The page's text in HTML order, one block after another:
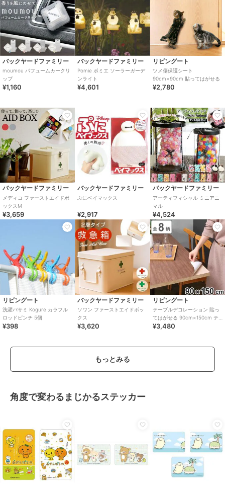
バックヤードファミリー
moumou パフュームカークリ
ップ
¥1,160
バックヤードファミリー
Pomie ポミエ ソーラーガーデ
ンライト
¥4,601
リビングート
ツメ傷保護シート
90cm×90cm 貼ってはがせる
¥2,780
バックヤードファミリー
メディコ ファーストエイドボ
ックスM
¥3,659
バックヤードファミリー
ぷにベイマックス
¥2,917
バックヤードファミリー
アーティフィシャル ミニアニ
マル
¥4,524
リビングート
洗濯バサミ Kogure カラフル
ロッドピンチ 5個
¥398
バックヤードファミリー
ソワン ファーストエイドボッ
クス
¥3,620
リビングート
テーブルデコレーション 貼っ
てはがせる 90cm×150cm テ
ーブルクロス 木目調
¥3,480
もっとみる
角度で変わるまじかるステッカー